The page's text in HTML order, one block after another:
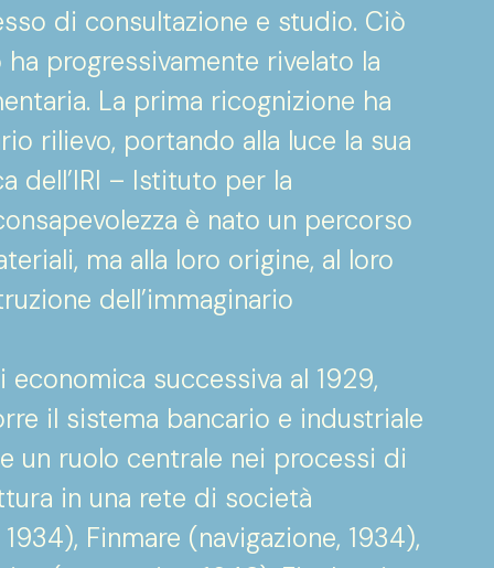
di consultazione e studio. Ciò
progressivamente rivelato la
La prima ricognizione ha
rilievo, portando alla luce la sua
dell’IRI – Istituto per la
è nato un percorso
ma alla loro origine, al loro
dell’immaginario
successiva al 1929,
il sistema bancario e industriale
un ruolo centrale nei processi di
in una rete di società
Finmare (navigazione, 1934),